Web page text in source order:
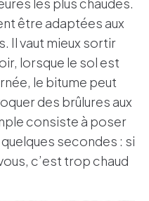
être adaptées aux
Il vaut mieux sortir
lorsque le sol est
le bitume peut
des brûlures aux
consiste à poser
secondes : si
c’est trop chaud